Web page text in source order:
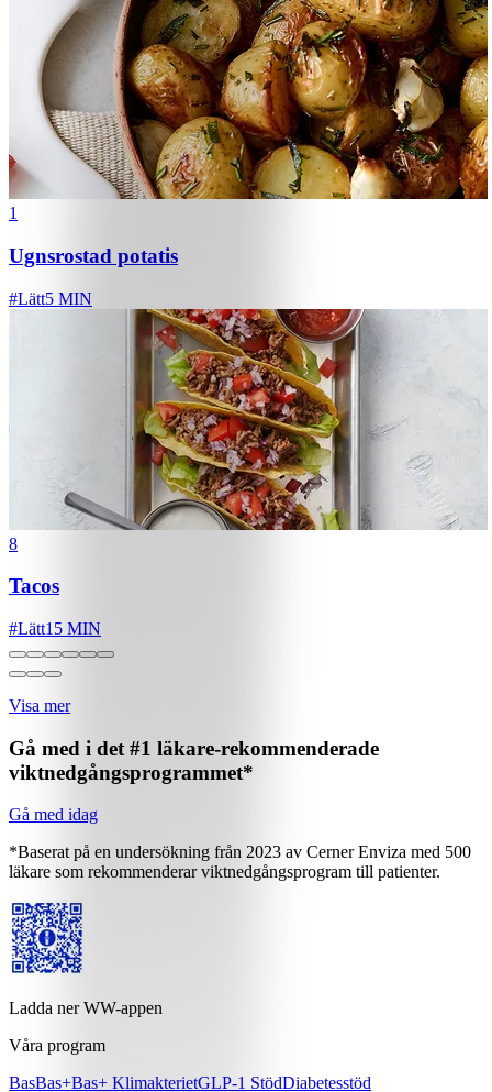
1
Ugnsrostad potatis
#Lätt5 MIN
8
Tacos
#Lätt15 MIN
Visa mer
Gå med i det #1 läkare-rekommenderade
viktnedgångsprogrammet*
Gå med idag
*Baserat på en undersökning från 2023 av Cerner Enviza med 500
läkare som rekommenderar viktnedgångsprogram till patienter.
Ladda ner WW-appen
Våra program
BasBas+Bas+ KlimakterietGLP-1 StödDiabetesstöd